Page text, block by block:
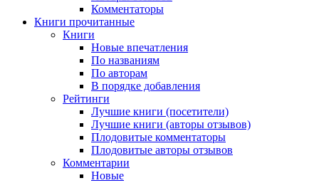
Комментаторы
Книги прочитанные
Книги
Новые впечатления
По названиям
По авторам
В порядке добавления
Рейтинги
Лучшие книги (посетители)
Лучшие книги (авторы отзывов)
Плодовитые комментаторы
Плодовитые авторы отзывов
Комментарии
Новые